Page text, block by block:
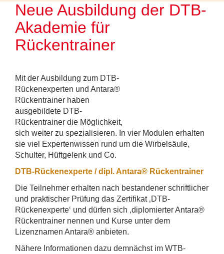
Neue Ausbildung der DTB-
Akademie für
Rückentrainer
Mit der Ausbildung zum DTB-
Rückenexperten und Antara®
Rückentrainer haben
ausgebildete DTB-
Rückentrainer die Möglichkeit,
sich weiter zu spezialisieren. In vier Modulen erhalten
sie viel Expertenwissen rund um die Wirbelsäule,
Schulter, Hüftgelenk und Co.
DTB-Rückenexperte / dipl. Antara® Rückentrainer
Die Teilnehmer erhalten nach bestandener schriftlicher
und praktischer Prüfung das Zertifikat ‚DTB-
Rückenexperte‘ und dürfen sich ‚diplomierter Antara®
Rückentrainer nennen und Kurse unter dem
Lizenznamen Antara® anbieten.
Nähere Informationen dazu demnächst im WTB-